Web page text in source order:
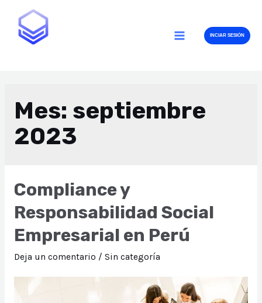
contenido
INCIAR SESIÓN
Mes: septiembre
2023
Compliance y
Responsabilidad Social
Empresarial en Perú
Deja un comentario / Sin categoría